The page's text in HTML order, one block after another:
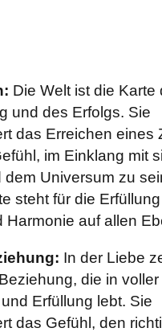
Die Welt ist die Karte
und des Erfolgs. Sie
das Erreichen eines
im Einklang mit
dem Universum zu
steht für die
Harmonie auf allen
In der Liebe
die in voller
Erfüllung lebt. Sie
das Gefühl, den